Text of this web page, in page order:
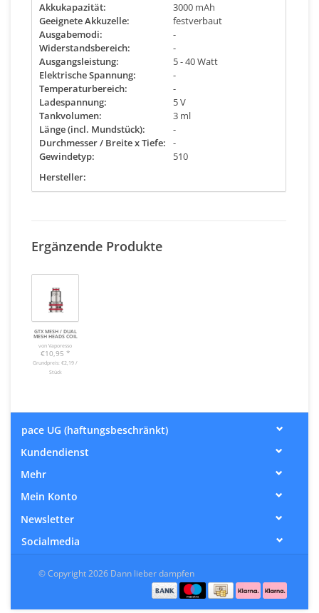
Akkukapazität:
3000 mAh
Geeignete Akkuzelle:
festverbaut
Ausgabemodi:
-
Widerstandsbereich:
-
Ausgangsleistung:
5 - 40 Watt
Elektrische Spannung:
-
Temperaturbereich:
-
Ladespannung:
5 V
Tankvolumen:
3 ml
Länge (incl. Mundstück):
-
Durchmesser / Breite x Tiefe:
-
Gewindetyp:
510
Hersteller:
Ergänzende Produkte
GTX MESH / DUAL
MESH HEADS COIL
von Vaporesso
€10,95 *
Grundpreis: €2,19 /
Stück
pace UG (haftungsbeschränkt)
Kundendienst
Mehr
Mein Konto
Newsletter
Socialmedia
© Copyright 2026 Dann lieber dampfen